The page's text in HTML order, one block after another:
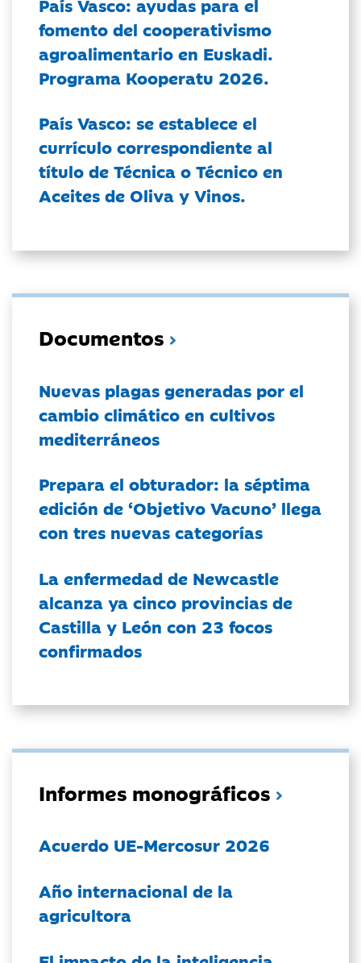
fomento del cooperativismo
agroalimentario en Euskadi.
Programa Kooperatu 2026.
País Vasco: se establece el
currículo correspondiente al
título de Técnica o Técnico en
Aceites de Oliva y Vinos.
Documentos
Nuevas plagas generadas por el
cambio climático en cultivos
mediterráneos
Prepara el obturador: la séptima
edición de ‘Objetivo Vacuno’ llega
con tres nuevas categorías
La enfermedad de Newcastle
alcanza ya cinco provincias de
Castilla y León con 23 focos
confirmados
Informes monográficos
Acuerdo UE-Mercosur 2026
Año internacional de la
agricultora